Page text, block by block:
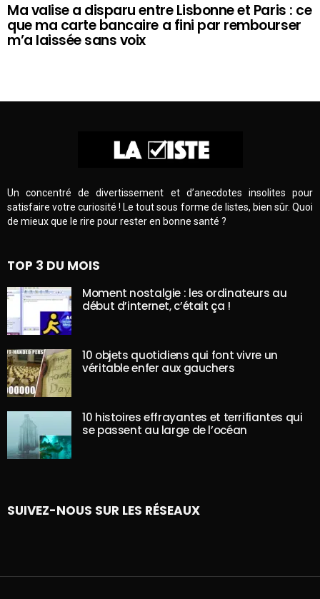
Ma valise a disparu entre Lisbonne et Paris : ce
que ma carte bancaire a fini par rembourser
m’a laissée sans voix
Un concentré de divertissement et d’anecdotes insolites pour
satisfaire votre curiosité ! Le tout sous forme de listes, bien sûr. Quoi
de mieux que le rire pour rester en bonne santé ?
TOP 3 DU MOIS
Moment nostalgie : les ordinateurs au
début d’internet, c’était ça !
10 objets quotidiens qui font vivre un
véritable enfer aux gauchers
10 histoires effrayantes et terrifiantes qui
se passent au large de l’océan
SUIVEZ-NOUS SUR LES RÉSEAUX